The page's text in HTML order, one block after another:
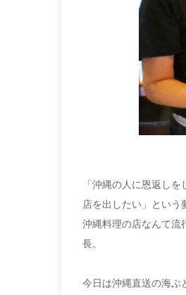
「沖縄の人に恩返し
店を出したい」という
沖縄料理の店なんて流
長。
今日は沖縄直送の海ぶ